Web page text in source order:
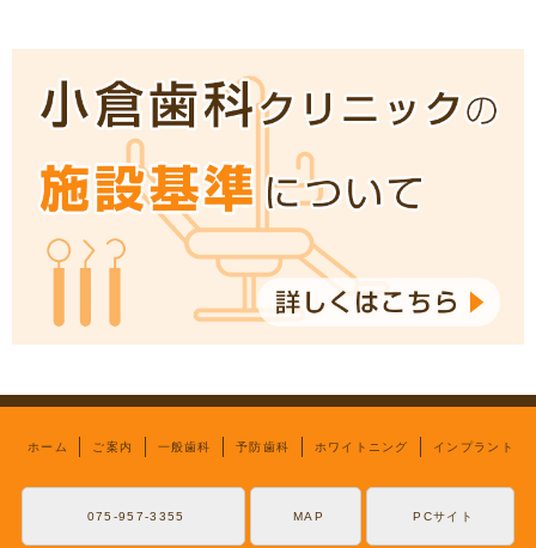
ホーム ご案内 一般歯科 予防歯科 ホワイトニング インプラント
075-957-3355 MAP PCサイト